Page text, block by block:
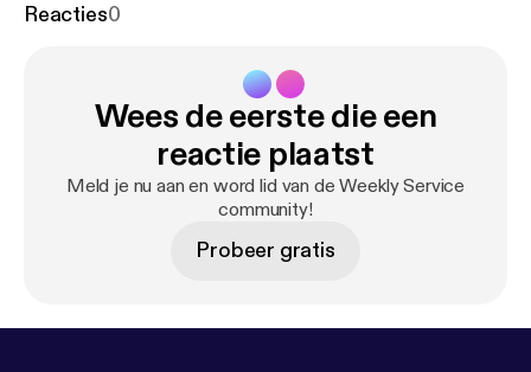
Reacties0
Wees de eerste die een
reactie plaatst
Meld je nu aan en word lid van de Weekly Service
community!
Probeer gratis